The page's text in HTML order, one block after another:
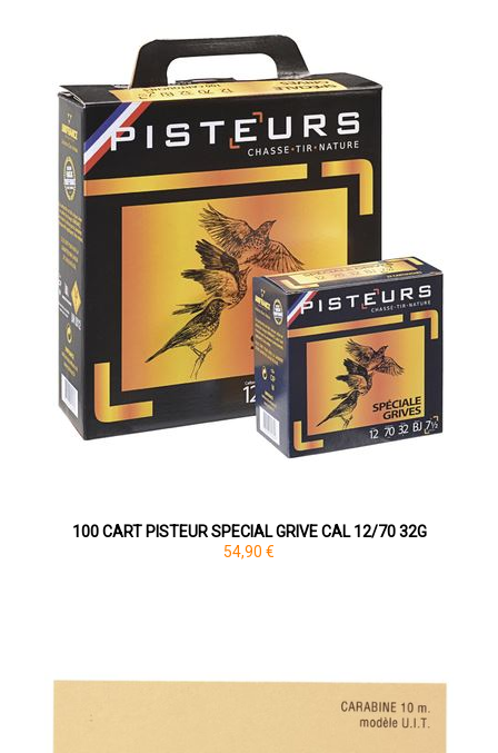
100 CART PISTEUR SPECIAL GRIVE CAL 12/70 32G
54,90 €